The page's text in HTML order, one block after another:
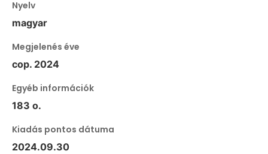
Nyelv
magyar
Megjelenés éve
cop. 2024
Egyéb információk
183 o.
Kiadás pontos dátuma
2024.09.30